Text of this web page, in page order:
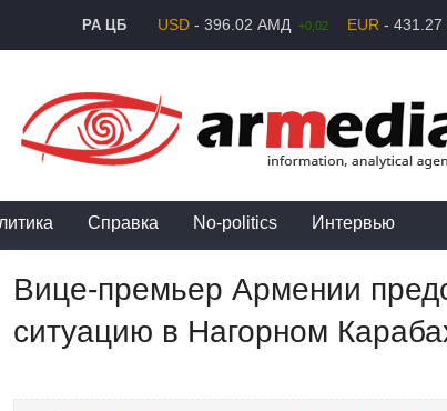
РА ЦБ USD - 396.02 АМД +0,02 EUR -
Справка No-politics Интервью
Вице-премьер Армении
ситуацию в Нагорном